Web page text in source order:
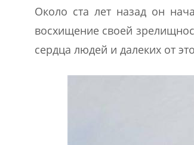
Около ста лет назад он
восхищение своей
сердца людей и далеких от